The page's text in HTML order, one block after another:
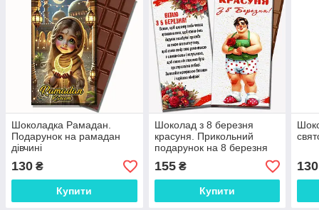
Шоколадка Рамадан.
Подарунок на рамадан
дівчині
130 ₴
Купити
Шоколад з 8 березня
красуня. Прикольний
подарунок на 8 березня
155₴
Купити
130